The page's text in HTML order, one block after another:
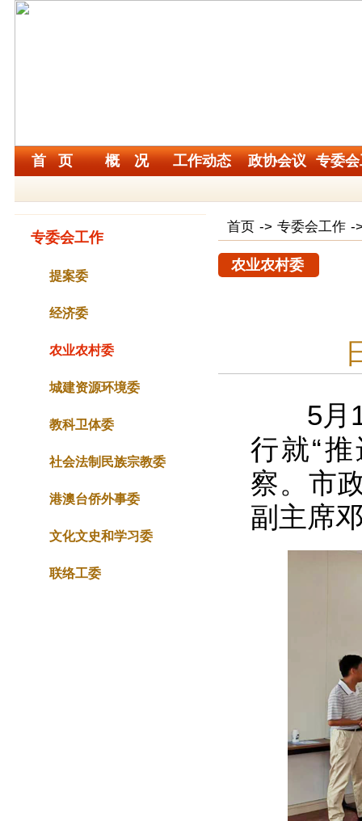
首 页 概 况 工作动态 政协会议 专委
专委会工作
提案委
经济委
农业农村委
城建资源环境委
教科卫体委
社会法制民族宗教委
港澳台侨外事委
文化文史和学习委
联络工委
首页 -> 专委会工作 -
农业农村委
5月15
行就“
察。市
副主席